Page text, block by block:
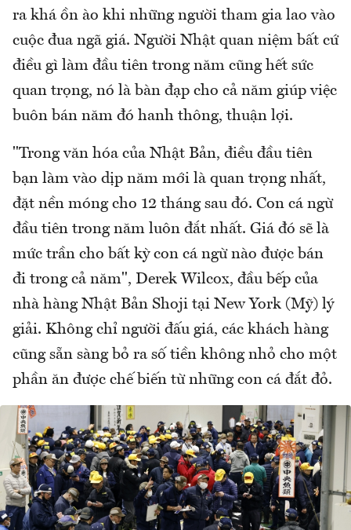
ra khá ồn ào khi những người tham gia lao vào
cuộc đua ngã giá. Người Nhật quan niệm bất cứ
điều gì làm đầu tiên trong năm cũng hết sức
quan trọng, nó là bàn đạp cho cả năm giúp việc
buôn bán năm đó hanh thông, thuận lợi.
"Trong văn hóa của Nhật Bản, điều đầu tiên
bạn làm vào dịp năm mới là quan trọng nhất,
đặt nền móng cho 12 tháng sau đó. Con cá ngừ
đầu tiên trong năm luôn đắt nhất. Giá đó sẽ là
mức trần cho bất kỳ con cá ngừ nào được bán
đi trong cả năm", Derek Wilcox, đầu bếp của
nhà hàng Nhật Bản Shoji tại New York (Mỹ) lý
giải. Không chỉ người đấu giá, các khách hàng
cũng sẵn sàng bỏ ra số tiền không nhỏ cho một
phần ăn được chế biến từ những con cá đắt đỏ.